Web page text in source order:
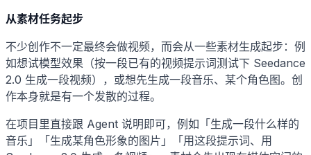
从素材任务起步
不少创作不一定最终会做视频，而会从一些素材生成起步：例
如想试模型效果（按一段已有的视频提示词测试下 Seedance
2.0 生成一段视频），或想先生成一段音乐、某个角色图。创
作本身就是有一个发散的过程。
在项目里直接跟 Agent 说明即可，例如「生成一段什么样的
音乐」「生成某角色形象的图片」「用这段提示词、用